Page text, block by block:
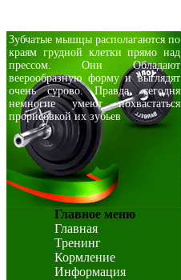
Зубчатые мышцы располагаются по
краям грудной клетки прямо над
прессом. Они Обладают
веерообразную форму и выглядят
очень сурово. Правда, сегодня
немногие умеют похвастаться
прорисовкой их зубьев
Главное меню
Главная
Тренинг
Кормление
Информация